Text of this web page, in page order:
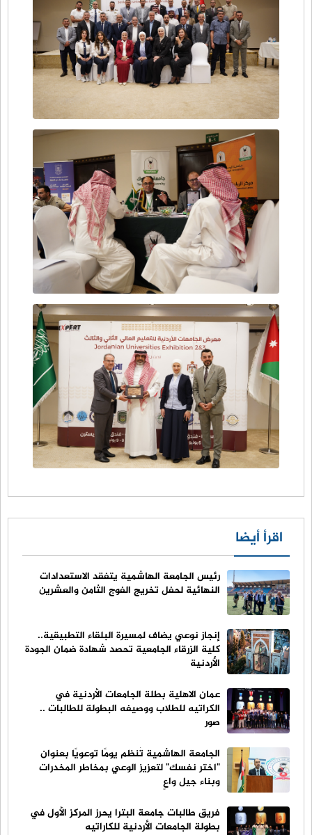
اقرأ أيضا
رئيس الجامعة الهاشمية يتفقد الاستعدادات
النهائية لحفل تخريج الفوج الثامن والعشرين
إنجاز نوعي يضاف لمسيرة البلقاء التطبيقية..
كلية الزرقاء الجامعية تحصد شهادة ضمان الجودة
الأردنية
عمان الاهلية بطلة الجامعات الأردنية في
الكراتيه للطلاب ووصيفه البطولة للطالبات ..
صور
الجامعة الهاشمية تُنظم يومًا توعويًا بعنوان
"اختر نفسك" لتعزيز الوعي بمخاطر المخدرات
وبناء جيل واعٍ
فريق طالبات جامعة البترا يحرز المركز الأول في
بطولة الجامعات الأردنية للكاراتيه